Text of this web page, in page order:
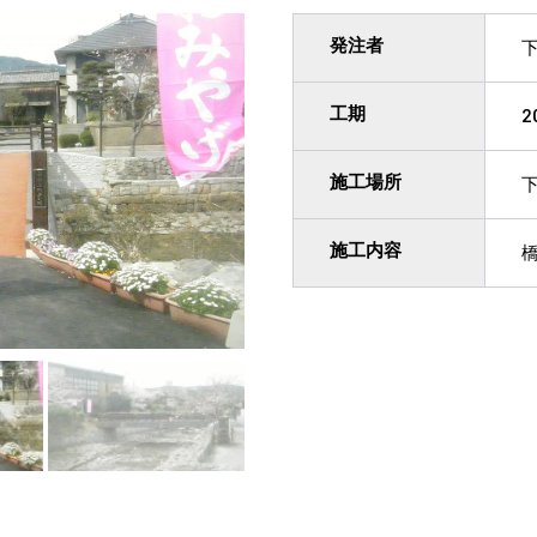
発注者
工期
施工場所
施工内容